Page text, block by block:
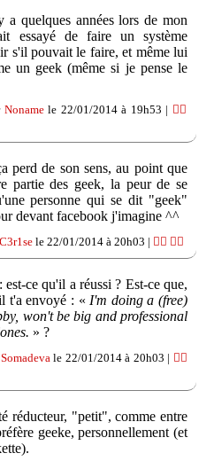
quelques années lors de mon
essayé de faire un système
s'il pouvait le faire, et même lui
un geek (même si je pense le
Nonamele 22/01/2014 à 19h53 | 👍🏽
perd de son sens, au point que
partie des geek, la peur de se
personne qui se dit "geek"
devant facebook j'imagine ^^
C3r1se le 22/01/2014 à 20h03 | 👍🏽 👎🏽
ce qu'il a réussi ? Est-ce que,
t'a envoyé : « I'm doing a (free)
won't be big and professional
» ?
Somadevale 22/01/2014 à 20h03 | 👍🏽
réducteur, "petit", comme entre
geeke, personnellement (et